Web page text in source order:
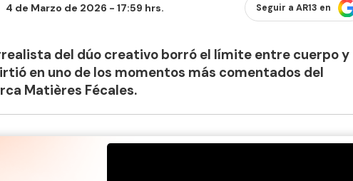
4 de Marzo de 2026 - 17:59 hrs. Seguir a AR13 en
del dúo creativo borró el límite entre cuerpo y
en uno de los momentos más comentados del
Matières Fécales.